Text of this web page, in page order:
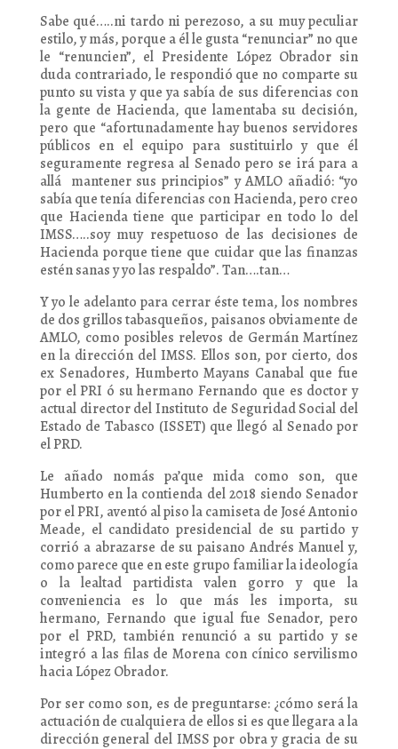
Sabe qué…..ni tardo ni perezoso, a su muy peculiar
estilo, y más, porque a él le gusta “renunciar” no que
le “renuncien”, el Presidente López Obrador sin
duda contrariado, le respondió que no comparte su
punto su vista y que ya sabía de sus diferencias con
la gente de Hacienda, que lamentaba su decisión,
pero que “afortunadamente hay buenos servidores
públicos en el equipo para sustituirlo y que él
seguramente regresa al Senado pero se irá para a
allá mantener sus principios” y AMLO añadió: “yo
sabía que tenía diferencias con Hacienda, pero creo
que Hacienda tiene que participar en todo lo del
IMSS…..soy muy respetuoso de las decisiones de
Hacienda porque tiene que cuidar que las finanzas
estén sanas y yo las respaldo”. Tan….tan…
Y yo le adelanto para cerrar éste tema, los nombres
de dos grillos tabasqueños, paisanos obviamente de
AMLO, como posibles relevos de Germán Martínez
en la dirección del IMSS. Ellos son, por cierto, dos
ex Senadores, Humberto Mayans Canabal que fue
por el PRI ó su hermano Fernando que es doctor y
actual director del Instituto de Seguridad Social del
Estado de Tabasco (ISSET) que llegó al Senado por
el PRD.
Le añado nomás pa’que mida como son, que
Humberto en la contienda del 2018 siendo Senador
por el PRI, aventó al piso la camiseta de José Antonio
Meade, el candidato presidencial de su partido y
corrió a abrazarse de su paisano Andrés Manuel y,
como parece que en este grupo familiar la ideología
o la lealtad partidista valen gorro y que la
conveniencia es lo que más les importa, su
hermano, Fernando que igual fue Senador, pero
por el PRD, también renunció a su partido y se
integró a las filas de Morena con cínico servilismo
hacia López Obrador.
Por ser como son, es de preguntarse: ¿cómo será la
actuación de cualquiera de ellos si es que llegara a la
dirección general del IMSS por obra y gracia de su